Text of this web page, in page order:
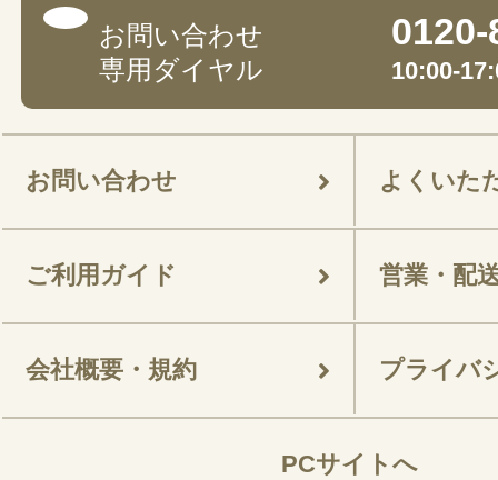
お問い合わせ
専用ダイヤル
10:00-
お問い合わせ よくいた
ご利用ガイド 営業・配
会社概要・規約 プライバ
PCサイトへ